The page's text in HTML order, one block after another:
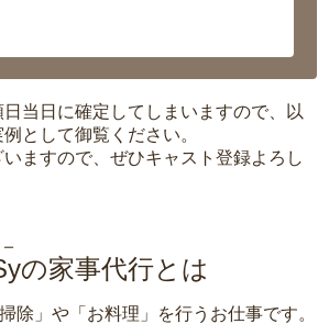
当日に確定してしまいますので、以
として御覧ください。
ますので、ぜひキャスト登録よろし
の家事代行とは
除 」や「 お料理 」を行うお仕事です。